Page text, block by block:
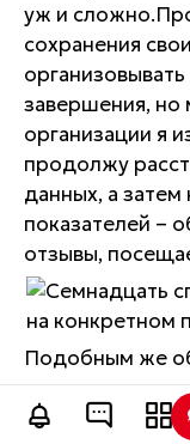
уж и
сохранения
завершения, но
организации я
продолжу
данных, а затем
показателей –
отзывы,
Подобным же
ключевых слов
отношении